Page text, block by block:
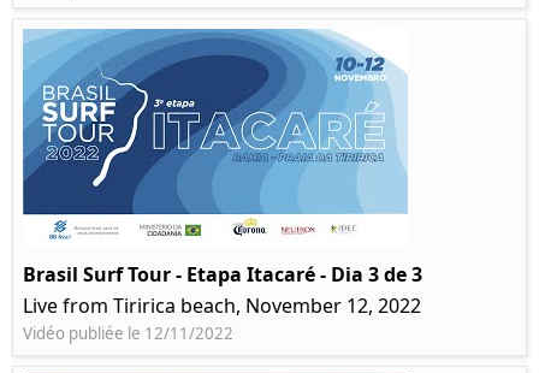
Brasil Surf Tour - Etapa Itacaré - Dia 3 de 3
Live from Tiririca beach, November 12, 2022
Vidéo publiée le 12/11/2022